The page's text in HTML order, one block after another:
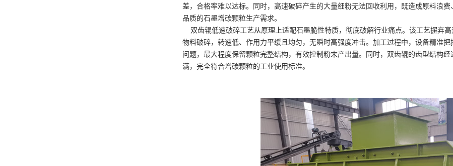
差，合格率难以达标。同时，高速破碎产生的大量细粉无法回收利用，既造成原料浪
品质的石墨增碳颗粒生产需求。
双齿辊低速破碎工艺从原理上适配石墨脆性特质，彻底破解行业痛点。该工艺摒弃
物料破碎，转速低、作用力平缓且均匀，无瞬时高强度冲击。加工过程中，设备精准
问题，最大程度保留颗粒完整结构，有效控制粉末产出量。同时，双齿辊的齿型结构
满，完全符合增碳颗粒的工业使用标准。